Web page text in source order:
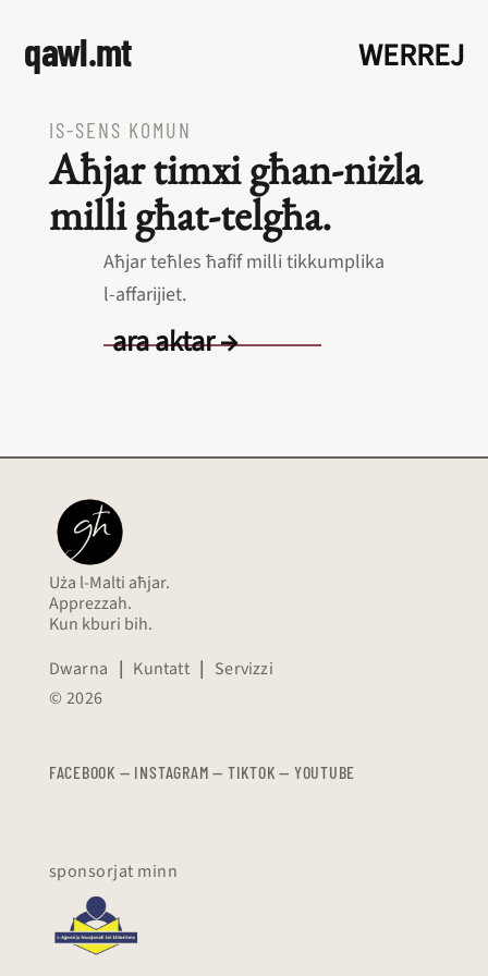
qawl.mt WERREJ
IS‑SENS KOMUN
Aħjar timxi għan‑niżla
milli għat‑telgħa.
Aħjar teħles ħafif milli tikkumplika
l‑affarijiet.
ara aktar →
Uża l-Malti aħjar.
Apprezzah.
Kun kburi bih.
Dwarna | Kuntatt | Servizzi
© 2026
FACEBOOK — INSTAGRAM — TIKTOK — YOUTUBE
sponsorjat minn